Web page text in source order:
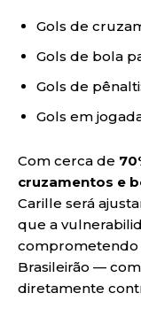
Gols de
Gols de bola
Gols de
Gols em
Com cerca de
cruzamentos e
Carille será
que a
comprometendo
Brasileirão —
diretamente